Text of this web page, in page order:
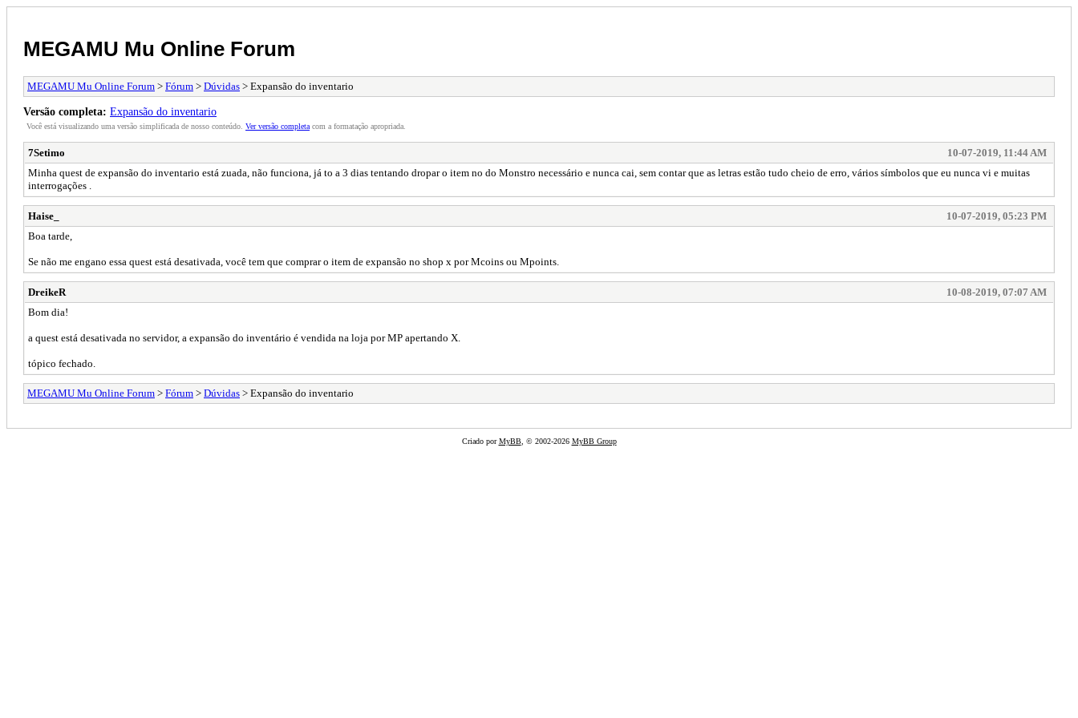
MEGAMU Mu Online Forum
MEGAMU Mu Online Forum > Fórum > Dúvidas > Expansão do inventario
Versão completa: Expansão do inventario
Você está visualizando uma versão simplificada de nosso conteúdo. Ver versão completa com a formatação apropriada.
7Setimo
10-07-2019, 11:44 AM
Minha quest de expansão do inventario está zuada, não funciona, já to a 3 dias tentando dropar o item no do Monstro necessário e nunca cai, sem contar que as letras estão tudo cheio de erro, vários símbolos que eu nunca vi e muitas
interrogações .
Haise_
10-07-2019, 05:23 PM
Boa tarde,
Se não me engano essa quest está desativada, você tem que comprar o item de expansão no shop x por Mcoins ou Mpoints.
DreikeR
10-08-2019, 07:07 AM
Bom dia!
a quest está desativada no servidor, a expansão do inventário é vendida na loja por MP apertando X.
tópico fechado.
MEGAMU Mu Online Forum > Fórum > Dúvidas > Expansão do inventario
Criado porMyBB, © 2002-2026 MyBB Group